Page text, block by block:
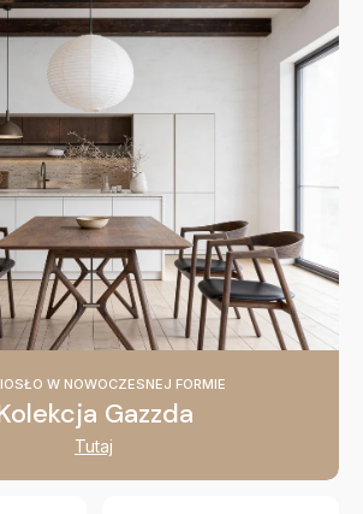
W NOWOCZESNEJ FORMIE
Gazzda
Tutaj